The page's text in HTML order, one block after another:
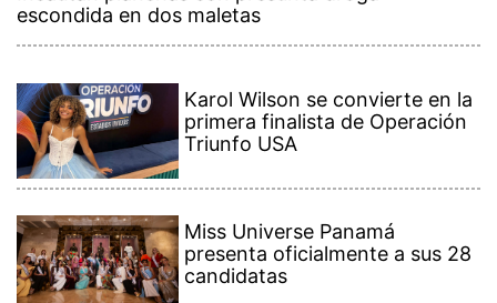
escondida en dos maletas
Karol Wilson se convierte en la
primera finalista de Operación
Triunfo USA
Miss Universe Panamá
presenta oficialmente a sus 28
candidatas